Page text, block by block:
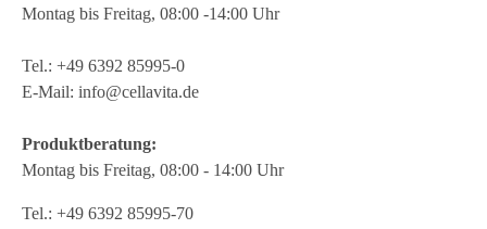
Montag bis Freitag, 08:00 -14:00 Uhr
Tel.: +49 6392 85995-0
E-Mail: info@cellavita.de
Produktberatung:
Montag bis Freitag, 08:00 - 14:00 Uhr
Tel.: +49 6392 85995-70